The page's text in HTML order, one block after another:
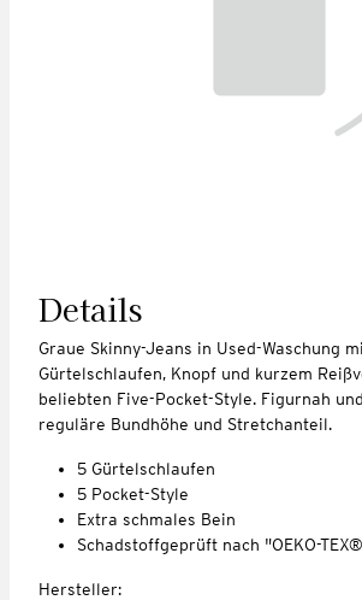
Details
Graue Skinny-Jeans in Used-Waschung
Gürtelschlaufen, Knopf und kurzem
beliebten Five-Pocket-Style. Figurnah
reguläre Bundhöhe und Stretchanteil.
5 Gürtelschlaufen
5 Pocket-Style
Extra schmales Bein
Schadstoffgeprüft nach "OEKO-
Hersteller: